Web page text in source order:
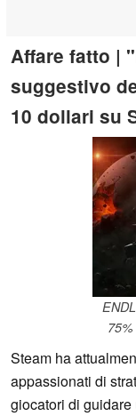
Affare fatto |
suggestivo
10 dollari su
Steam ha
appassionati di
giocatori di